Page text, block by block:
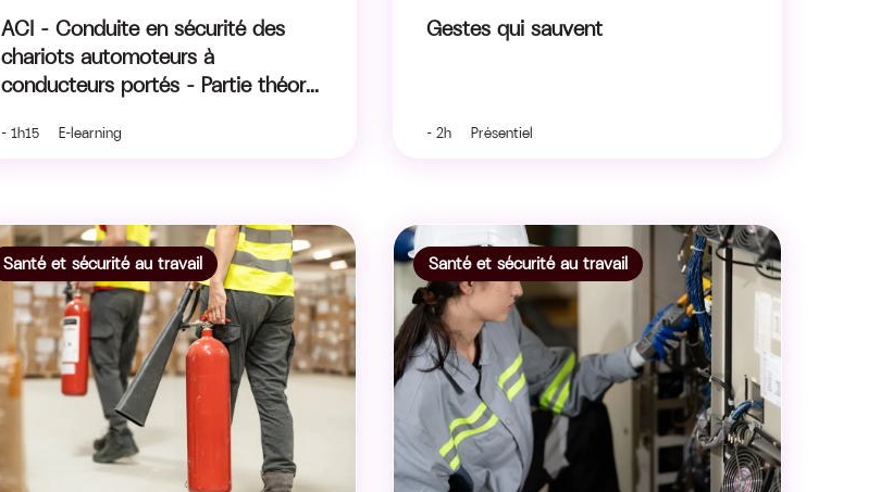
ACI – Conduite en sécurité des
chariots automoteurs à
conducteurs portés – Partie théor...
- 1h15 E-learning
Gestes qui sauvent
- 2h Présentiel
Santé et sécurité au travail Santé et sécurité au travail